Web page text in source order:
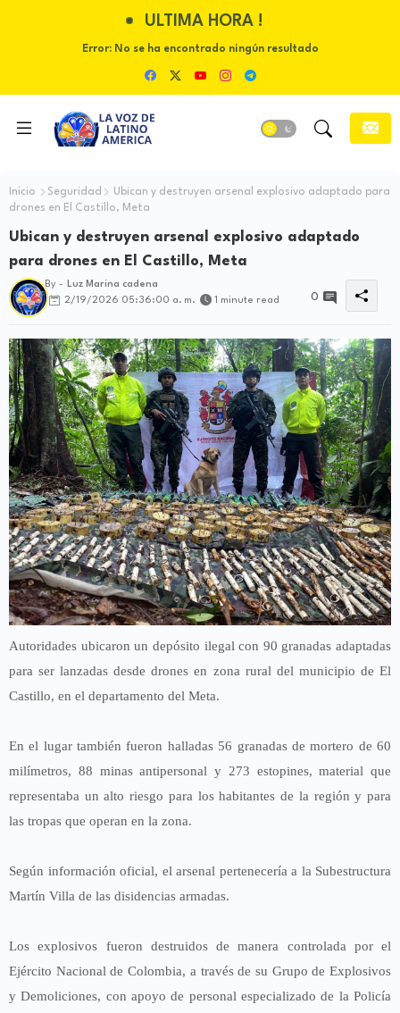
ULTIMA HORA !
Error:No se ha encontrado ningún resultado
Inicio Seguridad
Ubican y destruyen arsenal explosivo adaptado para
drones en El Castillo, Meta
Ubican y destruyen arsenal explosivo adaptado
para drones en El Castillo, Meta
By -
Luz Marina cadena
2/19/2026 05:36:00 a. m.
1 minute read 0
Autoridades ubicaron un depósito ilegal con 90 granadas adaptadas
para ser lanzadas desde drones en zona rural del municipio de El
Castillo, en el departamento del Meta.
En el lugar también fueron halladas 56 granadas de mortero de 60
milímetros, 88 minas antipersonal y 273 estopines, material que
representaba un alto riesgo para los habitantes de la región y para
las tropas que operan en la zona.
Según información oficial, el arsenal pertenecería a la Subestructura
Martín Villa de las disidencias armadas.
Los explosivos fueron destruidos de manera controlada por el
Ejército Nacional de Colombia, a través de su Grupo de Explosivos
y Demoliciones, con apoyo de personal especializado de la Policía